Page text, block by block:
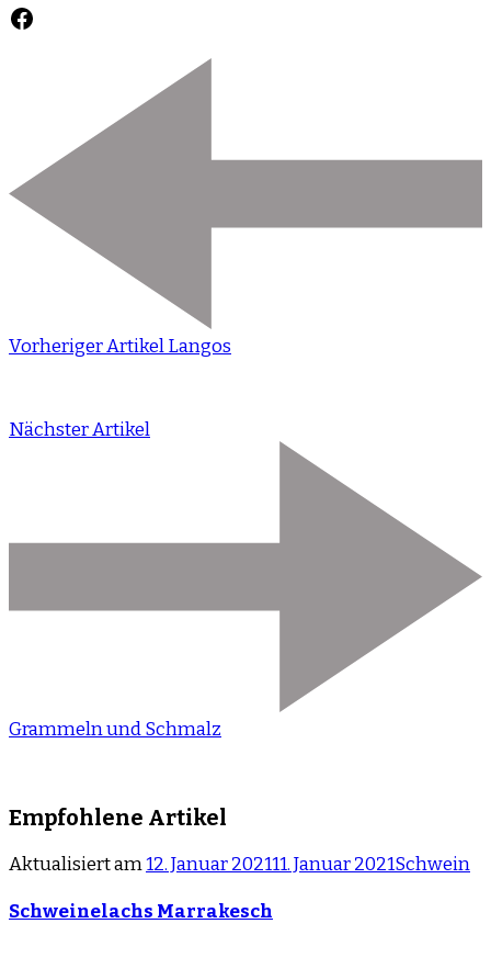
Facebook
Vorheriger ArtikelLangos
Nächster Artikel
Grammeln und Schmalz
Empfohlene Artikel
Aktualisiert am12. Januar 202111. Januar 2021Schwein
Schweinelachs Marrakesch